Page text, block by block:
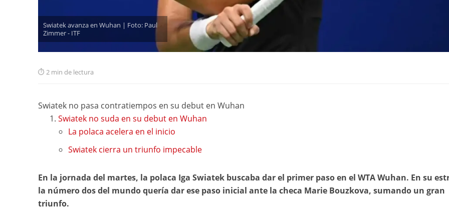
Swiatek avanza en Wuhan | Foto: Paul
Zimmer - ITF
2 min de lectura
Swiatek no pasa contratiempos en su debut en Wuhan
Swiatek no suda en su debut en Wuhan
La polaca acelera en el inicio
Swiatek cierra un triunfo impecable
En la jornada del martes, la polaca Iga Swiatek buscaba dar el primer paso en el WTA Wuhan. En su
la número dos del mundo quería dar ese paso inicial ante la checa Marie Bouzkova, sumando un gran
triunfo.